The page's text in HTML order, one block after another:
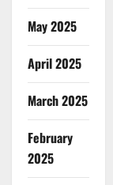
May 2025
April 2025
March 2025
February
2025